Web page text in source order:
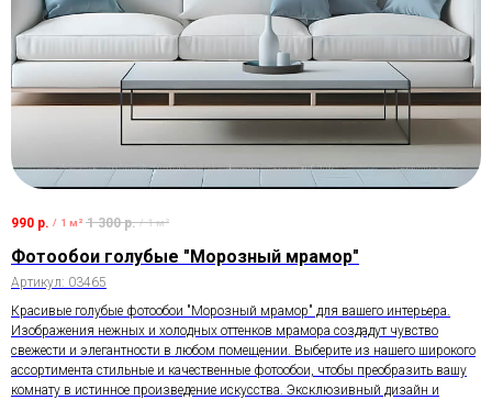
990 р. / 1 м² 1 300 р. / 1 м²
Фотообои голубые "Морозный мрамор"
Артикул: 03465
Красивые голубые фотообои "Морозный мрамор" для вашего интерьера.
Изображения нежных и холодных оттенков мрамора создадут чувство
свежести и элегантности в любом помещении. Выберите из нашего широкого
ассортимента стильные и качественные фотообои, чтобы преобразить вашу
комнату в истинное произведение искусства. Эксклюзивный дизайн и